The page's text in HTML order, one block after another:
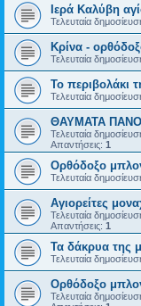
Ιερά Καλύβη
Τελευταία
Κρίνα -
Τελευταία
Το περιβολάκι
Τελευταία
ΘΑΥΜΑΤΑ
Τελευταία
Απαντήσεις: 1
Ορθόδοξο
Τελευταία
Αγιορείτες
Τελευταία
Απαντήσεις: 1
Τα δάκρυα της
Τελευταία
Ορθόδοξο
Τελευταία